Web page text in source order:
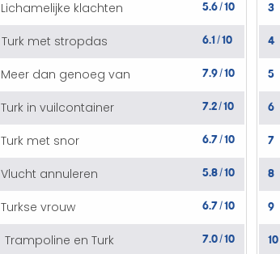
Lichamelijke klachten 5.6/10
Turk met stropdas 6.1/10
Meer dan genoeg van 7.9/10
Turk in vuilcontainer 7.2/10
Turk met snor 6.7/10
Vlucht annuleren 5.8/10
Turkse vrouw 6.7/10
Trampoline en Turk 7.0/10
3
4
5
6
7
8
9
10